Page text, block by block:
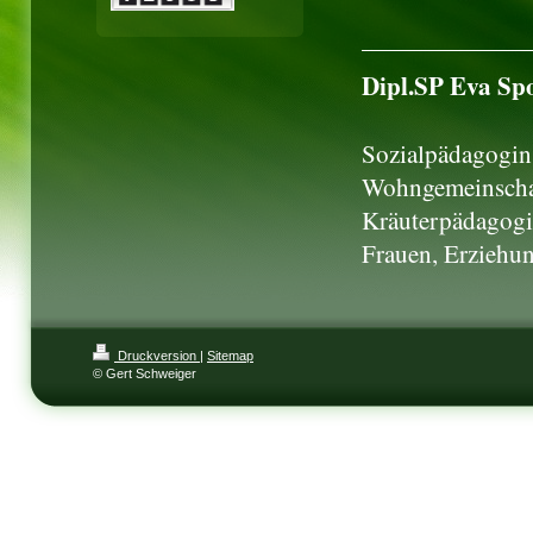
Dipl.SP Eva
Frauen,
Druckversion | Sitemap
© Gert Schweiger